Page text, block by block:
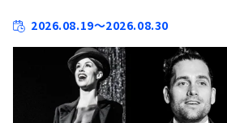
2026.08.19～2026.08.30